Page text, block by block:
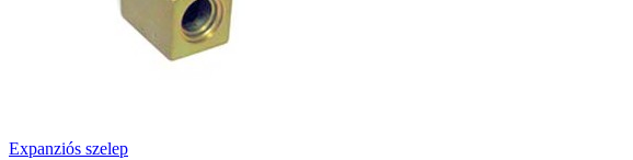
Expanziós szelep